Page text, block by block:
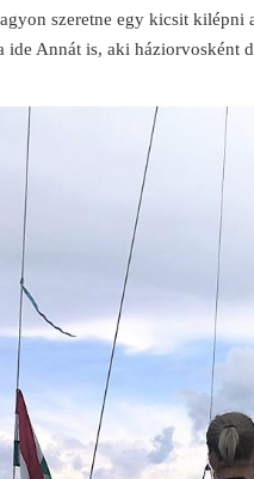
szeretne egy kicsit kilépni
ide Annát is, aki háziorvosként